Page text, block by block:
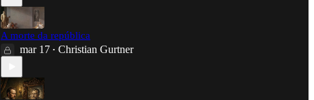
A morte da república
mar 17 • Christian Gurtner